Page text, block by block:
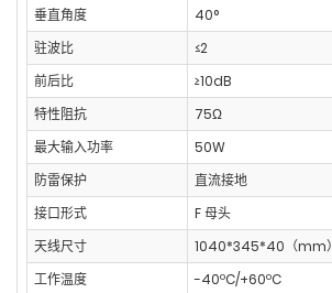
垂直角度
40°
驻波比
≤2
前后比
≥10dB
特性阻抗
75Ω
最大输入功率
50W
防雷保护
直流接地
接口形式
F 母头
天线尺寸
1040*345*40（mm）
工作温度
-40ºC/+60ºC